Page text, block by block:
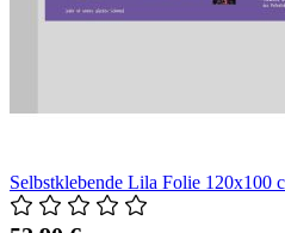
Selbstklebende Lila Folie 120x100